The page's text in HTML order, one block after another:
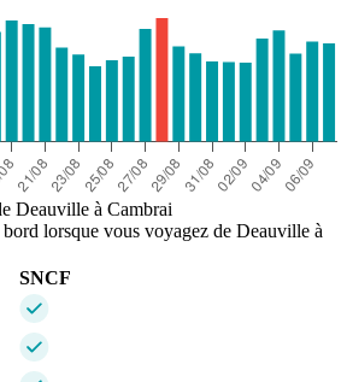
Deauville à Cambrai
lorsque vous voyagez de Deauville à
SNCF